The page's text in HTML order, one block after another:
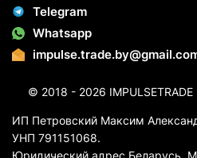
Telegram
Whatsapp
© 2018 - 2026
ИП Петровский Максим
УНП 791151068.
Юридический адрес Беларусь,